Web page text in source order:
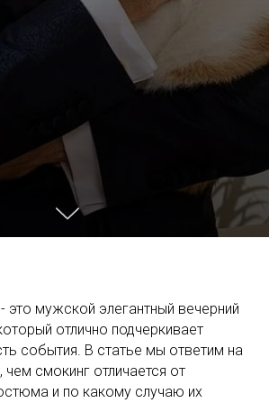
это мужской элегантный вечерний
отлично подчеркивает
события. В статье мы ответим на
чем смокинг отличается от
и по какому случаю их